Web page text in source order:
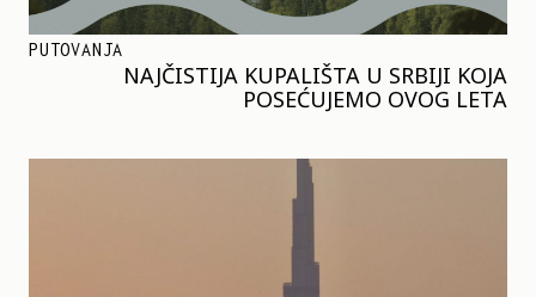
PUTOVANJA
NAJČISTIJA KUPALIŠTA U SRBIJI KOJA
POSEĆUJEMO OVOG LETA